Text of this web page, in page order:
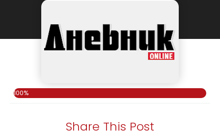
100%
Share This Post